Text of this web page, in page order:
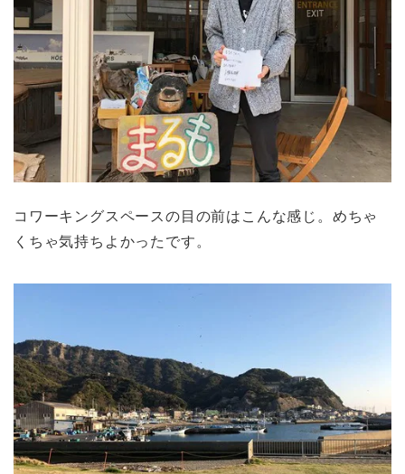
コワーキングスペースの目の前はこんな感じ。めちゃ
くちゃ気持ちよかったです。